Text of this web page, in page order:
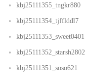
kbj25111355_tngkr880
kbj25111354_tjfflddl7
kbj25111353_sweet0401
kbj25111352_starsh2802
kbj25111351_soso621